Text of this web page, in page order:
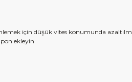
için düşük vites konumunda
ekleyin